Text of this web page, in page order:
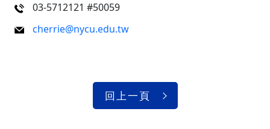
03-5712121 #50059
cherrie@nycu.edu.tw
回上一頁